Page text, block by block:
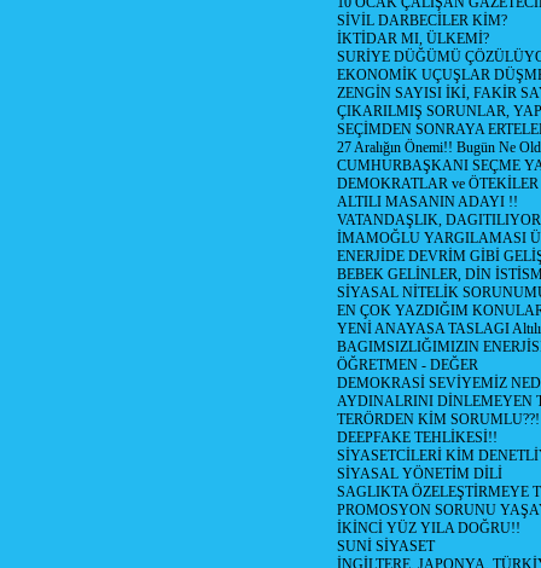
SİVİL DARBECİLER KİM?
İKTİDAR MI, ÜLKEMİ?
SURİYE DÜĞÜMÜ
EKONOMİK UÇUŞLAR
ZENGİN SAYISI İKİ, FAKİR
ÇIKARILMIŞ SORUNLAR,
SEÇİMDEN SONRAYA
27 Aralığın Önemi!! Bugün Ne
CUMHURBAŞKANI SEÇME
DEMOKRATLAR ve ÖTEKİLER
ALTILI MASANIN ADAYI !!
VATANDAŞLIK,
İMAMOĞLU YARGILAMASI
ENERJİDE DEVRİM GİBİ
BEBEK GELİNLER, DİN
SİYASAL NİTELİK
EN ÇOK YAZDIĞIM
YENİ ANAYASA TASLAGI Altılı
BAGIMSIZLIĞIMIZIN
ÖĞRETMEN - DEĞER
DEMOKRASİ SEVİYEMİZ
AYDINALRINI DİNLEMEYEN
TERÖRDEN KİM
DEEPFAKE TEHLİKESİ!!
SİYASETCİLERİ KİM
SİYASAL YÖNETİM DİLİ
SAGLIKTA ÖZELEŞTİRMEYE
PROMOSYON SORUNU
İKİNCİ YÜZ YILA DOĞRU!!
SUNİ SİYASET
İNGİLTERE, JAPONYA,